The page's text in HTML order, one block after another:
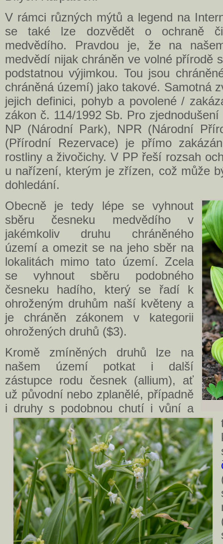
V rámci různých mýtů a legend na
se také lze dozvědět o ochraně či
medvědího. Pravdou je, že na
medvědí nijak chráněn ve volné přírodě
podstatnou výjimkou. Tou jsou
chráněná území) jako takové. Samotná
jejich definici, pohyb a povolené /
zákon č. 114/1992 Sb. Pro
NP (Národní Park), NPR (Národní
(Přírodní Rezervace) je přímo
rostliny a živočichy. V PP řeší rozsah
u nařízení, kterým je zřízen, což může
dohledání.
Obecně je tedy lépe se vyhnout
sběru česneku medvědího v
jakémkoliv druhu chráněného
území a omezit se na jeho sběr na
lokalitách mimo tato území. Zcela
se vyhnout sběru podobného
česneku hadího, který se řadí k
ohroženým druhům naší květeny a
je chráněn zákonem v kategorii
ohrožených druhů ($3).
Kromě zmíněných druhů lze na
našem území potkat i další
zástupce rodu česnek (allium), ať
už původní nebo zplanělé, případně
i druhy s podobnou chutí i vůní a